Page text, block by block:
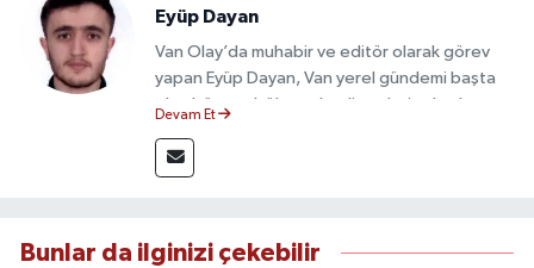
Eyüp Dayan
Van Olay’da muhabir ve editör olarak görev
yapan Eyüp Dayan, Van yerel gündemi başta
olmak üzere bölgesel gelişmeleri sahadan
deneyimiyle doğruluk, tarafsızlık ve etik ilkeleri
esas alan Dayan, güvenilir kaynaklara dayalı
Devam Et
Bunlar da ilginizi çekebilir